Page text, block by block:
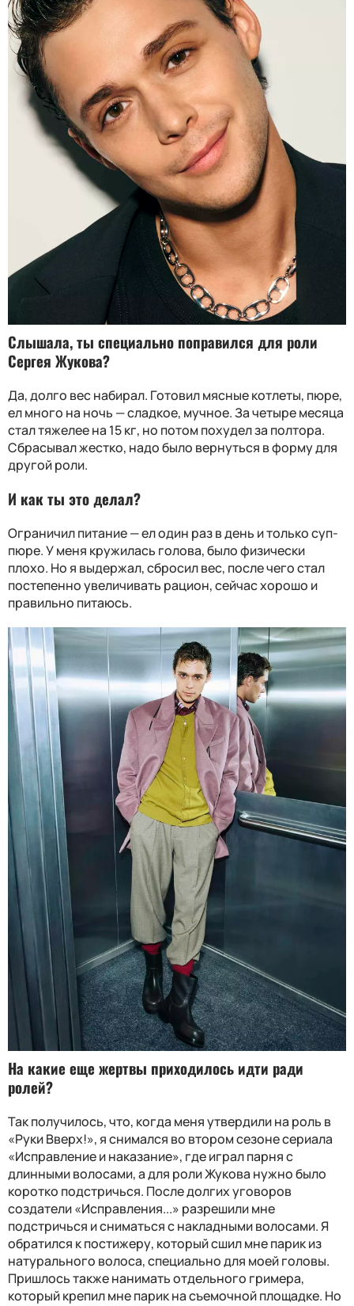
Слышала, ты специально поправился для роли
Сергея Жукова?
Да, долго вес набирал. Готовил мясные котлеты, пюре,
ел много на ночь — сладкое, мучное. За четыре месяца
стал тяжелее на 15 кг, но потом похудел за полтора.
Сбрасывал жестко, надо было вернуться в форму для
другой роли.
И как ты это делал?
Ограничил питание — ел один раз в день и только суп-
пюре. У меня кружилась голова, было физически
плохо. Но я выдержал, сбросил вес, после чего стал
постепенно увеличивать рацион, сейчас хорошо и
правильно питаюсь.
На какие еще жертвы приходилось идти ради
ролей?
Так получилось, что, когда меня утвердили на роль в
«Руки Вверх!», я снимался во втором сезоне сериала
«Исправление и наказание», где играл парня с
длинными волосами, а для роли Жукова нужно было
коротко подстричься. После долгих уговоров
создатели «Исправления...» разрешили мне
подстричься и сниматься с накладными волосами. Я
обратился к постижеру, который сшил мне парик из
натурального волоса, специально для моей головы.
Пришлось также нанимать отдельного гримера,
который крепил мне парик на съемочной площадке. Но